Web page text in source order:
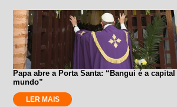
Papa abre a Porta Santa: “Bangui é a
mundo”
LER MAIS